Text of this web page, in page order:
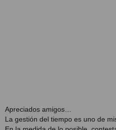
Apreciados amigos…
La gestión del tiempo es uno de